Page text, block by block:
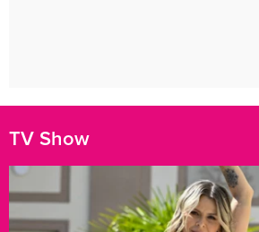
TV Show